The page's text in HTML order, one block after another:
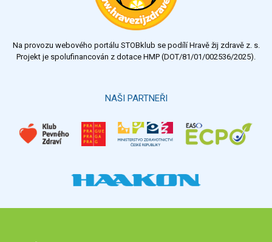
Výsledky Všechny ankety
Na provozu webového portálu STOBklub se podílí Hravě žij zdravě z. s.
Projekt je spolufinancován z dotace HMP (DOT/81/01/002536/2025).
NAŠI PARTNEŘI